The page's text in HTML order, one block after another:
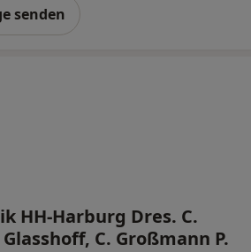
senden
HH-Harburg Dres. C.
C. Großmann P.